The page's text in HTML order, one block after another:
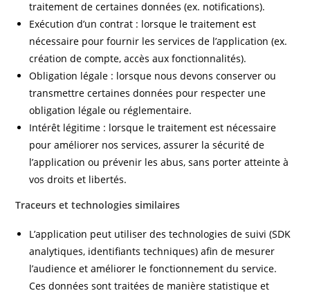
traitement de certaines données (ex. notifications).
Exécution d’un contrat : lorsque le traitement est
nécessaire pour fournir les services de l’application (ex.
création de compte, accès aux fonctionnalités).
Obligation légale : lorsque nous devons conserver ou
transmettre certaines données pour respecter une
obligation légale ou réglementaire.
Intérêt légitime : lorsque le traitement est nécessaire
pour améliorer nos services, assurer la sécurité de
l’application ou prévenir les abus, sans porter atteinte à
vos droits et libertés.
Traceurs et technologies similaires
L’application peut utiliser des technologies de suivi (SDK
analytiques, identifiants techniques) afin de mesurer
l’audience et améliorer le fonctionnement du service.
Ces données sont traitées de manière statistique et